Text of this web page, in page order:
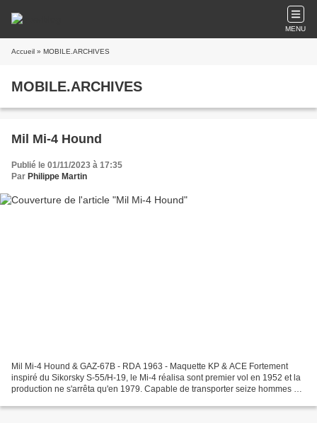
MENU
Accueil » MOBILE.ARCHIVES
MOBILE.ARCHIVES
Mil Mi-4 Hound
Publié le 01/11/2023 à 17:35
Par Philippe Martin
Mil Mi-4 Hound & GAZ-67B - RDA 1963 - Maquette KP & ACE Fortement
inspiré du Sikorsky S-55/H-19, le Mi-4 réalisa sont premier vol en 1952 et la
production ne s'arrêta qu'en 1979. Capable de transporter seize hommes en